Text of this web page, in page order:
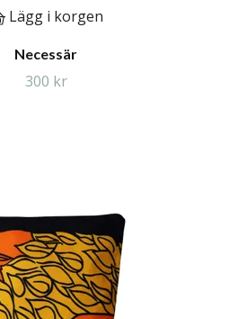
Lägg i korgen
Necessär
300 kr